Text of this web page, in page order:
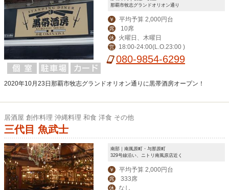
那覇市牧志グランドオリオン通り
￥ 平均予算 2,000円台
席 10席
休 火曜日、木曜日
営 18:00-24:00(L.O.23:00 )
080-9854-6299
2020年10月23日那覇市牧志グランドオリオン通りに黒帯酒房オープン！
居酒屋 創作料理 沖縄料理 和食 洋食 その他
三代目 魚武士
南部｜南風原町・与那原町
329号線沿い、ニトリ南風原店近く
￥ 平均予算 2,000円台
席 333席
休 なし